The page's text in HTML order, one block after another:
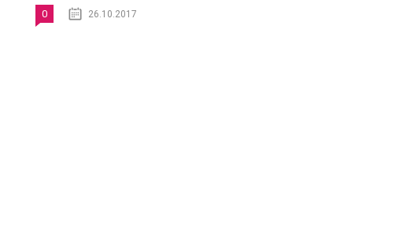
0 26.10.2017